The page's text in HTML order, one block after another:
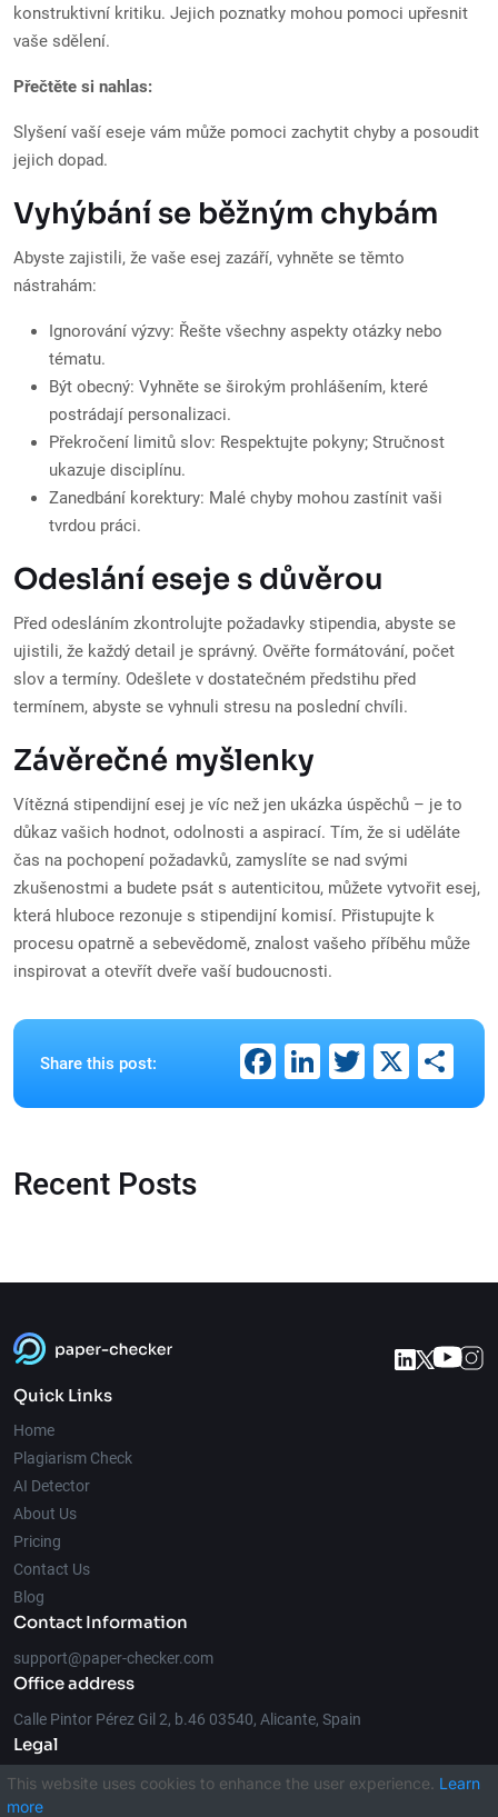
konstruktivní kritiku. Jejich poznatky mohou pomoci upřesnit
vaše sdělení.
Přečtěte si nahlas:
Slyšení vaší eseje vám může pomoci zachytit chyby a posoudit
jejich dopad.
Vyhýbání se běžným chybám
Abyste zajistili, že vaše esej zazáří, vyhněte se těmto
nástrahám:
Ignorování výzvy: Řešte všechny aspekty otázky nebo
tématu.
Být obecný: Vyhněte se širokým prohlášením, které
postrádají personalizaci.
Překročení limitů slov: Respektujte pokyny; Stručnost
ukazuje disciplínu.
Zanedbání korektury: Malé chyby mohou zastínit vaši
tvrdou práci.
Odeslání eseje s důvěrou
Před odesláním zkontrolujte požadavky stipendia, abyste se
ujistili, že každý detail je správný. Ověřte formátování, počet
slov a termíny. Odešlete v dostatečném předstihu před
termínem, abyste se vyhnuli stresu na poslední chvíli.
Závěrečné myšlenky
Vítězná stipendijní esej je víc než jen ukázka úspěchů – je to
důkaz vašich hodnot, odolnosti a aspirací. Tím, že si uděláte
čas na pochopení požadavků, zamyslíte se nad svými
zkušenostmi a budete psát s autenticitou, můžete vytvořit esej,
která hluboce rezonuje s stipendijní komisí. Přistupujte k
procesu opatrně a sebevědomě, znalost vašeho příběhu může
inspirovat a otevřít dveře vaší budoucnosti.
Share this post: Facebook
LinkedIn
Twitter
X
Recent Posts
Quick Links
Home
Plagiarism Check
AI Detector
About Us
Pricing
Contact Us
Blog
Contact Information
support@paper-checker.com
Office address
Calle Pintor Pérez Gil 2, b.46 03540, Alicante, Spain
Legal
This website uses cookies to enhance the user experience. Learn
more